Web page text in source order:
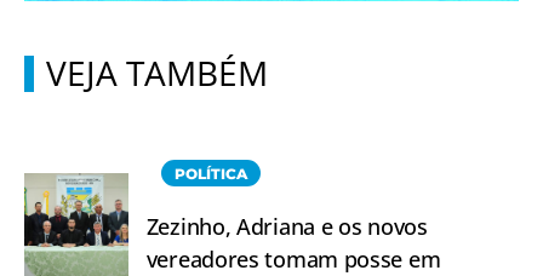
VEJA TAMBÉM
POLÍTICA
Zezinho, Adriana e os novos
vereadores tomam posse em